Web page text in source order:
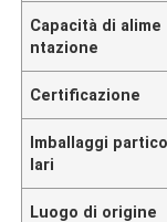
Capacità di alime
ntazione
Certificazione
Imballaggi partico
lari
Luogo di origine